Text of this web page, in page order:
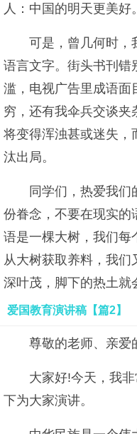
人：中国的明天更美好。
可是，曾几何时，
语言文字。街头书刊错
滥，电视广告里成语面
穷，还有我伞兵交谈
将变得浑浊甚或迷失，
汰出局。
同学们，热爱我
份眷念，不要在现实的
语是一棵大树，我们每
从大树获取养料，我们
深叶茂，脚下的热土就
爱国教育演讲稿【篇2】
尊敬的老师、亲爱
大家好!今天，我
下为大家演讲。